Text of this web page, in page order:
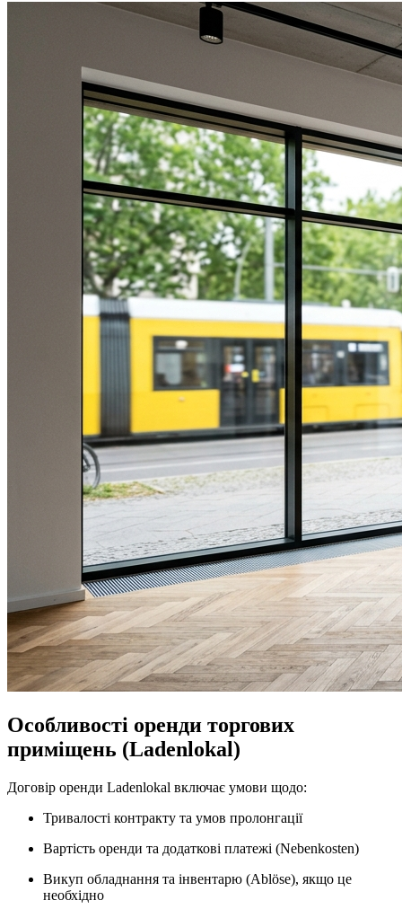
Особливості оренди торгових
приміщень (Ladenlokal)
Договір оренди Ladenlokal включає умови щодо:
Тривалості контракту та умов пролонгації
Вартість оренди та додаткові платежі (Nebenkosten)
Викуп обладнання та інвентарю (Ablöse), якщо це
необхідно